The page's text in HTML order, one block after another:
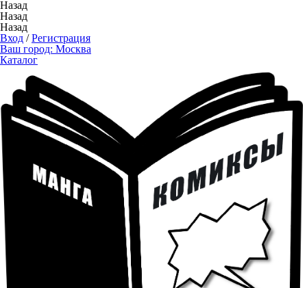
Назад
Назад
Назад
Вход /Регистрация
Ваш город: Москва
Каталог